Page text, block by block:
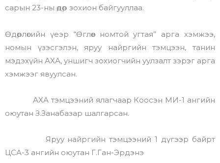
сарын 23-ны өдөр зохион байгууллаа.
Өдөрлөгийн үеэр “Өглөөг номтой угтая” арга хэмжээ,
номын үзэсгэлэн, яруу найргийн тэмцээн, танин
мэдэхүйн АХА, уншигч зохиогчийн уулзалт зэрэг арга
хэмжээг явуулсан.
АХА тэмцээний ялагчаар Коосэн МИ-1 ангийн
оюутан З.Занабазар шалгарсан.
Яруу найргийн тэмцээний 1 дүгээр байрт
ЦСА-3 ангийн оюутан Г.Ган-Эрдэнэ